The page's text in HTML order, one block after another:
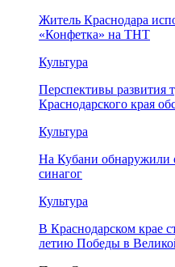
Житель Краснодара
«Конфетка» на ТНТ
Культура
Перспективы развития
Краснодарского края
Культура
На Кубани обнаружили
синагог
Культура
В Краснодарском крае
летию Победы в